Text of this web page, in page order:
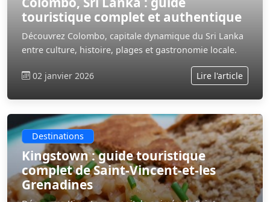
touristique complet et authentique
Découvrez Colombo, capitale dynamique du Sri Lanka
entre culture, histoire, plages et gastronomie locale.
02 janvier 2026 Lire l'article
Destinations
Kingstown : guide touristique
complet de Saint-Vincent-et-les
Grenadines